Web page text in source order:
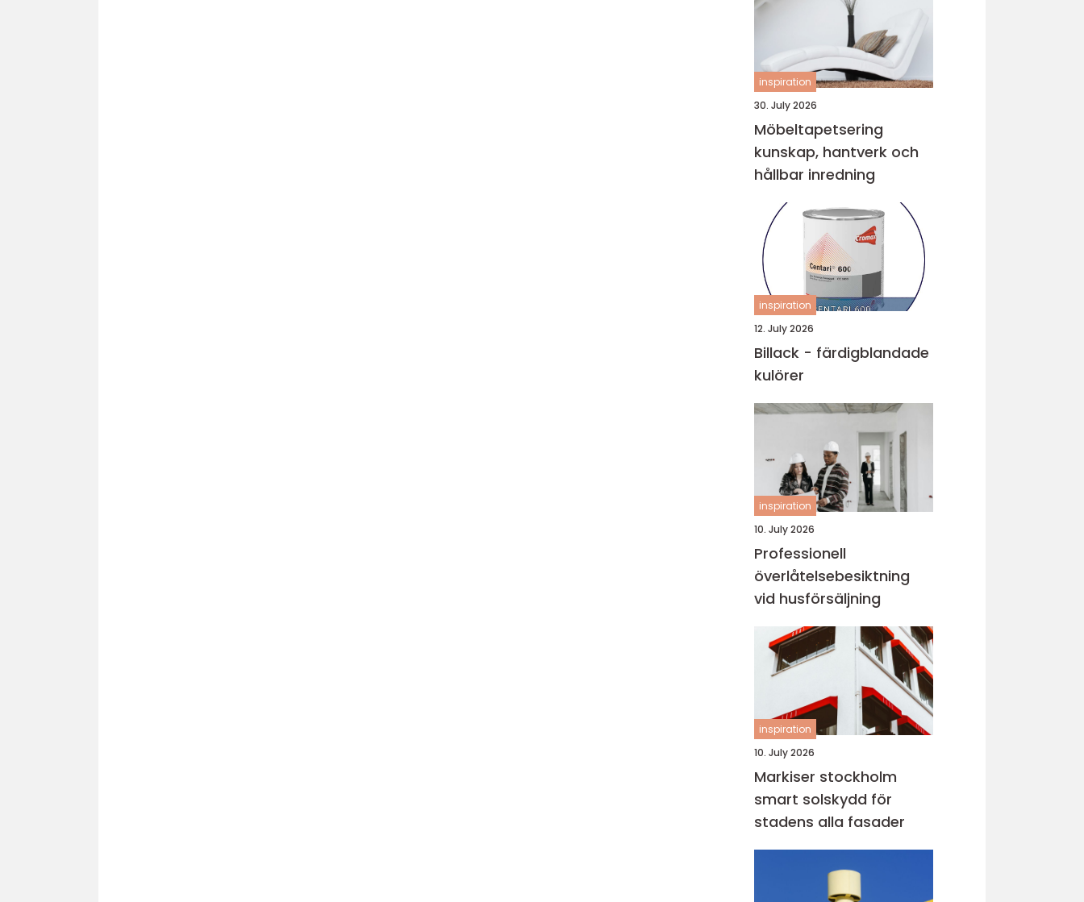
inspiration
30. July 2026
Möbeltapetsering
kunskap, hantverk och
hållbar inredning
inspiration
12. July 2026
Billack - färdigblandade
kulörer
inspiration
10. July 2026
Professionell
överlåtelsebesiktning
vid husförsäljning
inspiration
10. July 2026
Markiser stockholm
smart solskydd för
stadens alla fasader